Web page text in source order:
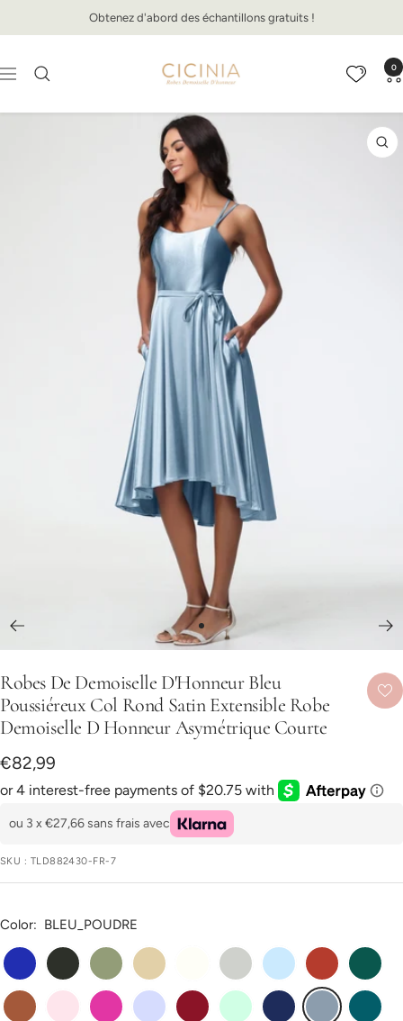
au
Obtenez d'abord des échantillons gratuits !
Navigation
Cicinia.fr 0
Aller
slide
1
Robes De Demoiselle D'Honneur Bleu
Poussiéreux Col Rond Satin Extensible Robe
Demoiselle D Honneur Asymétrique Courte
Prix
de
vente
€82,99
ou 3 x€27,66sans frais avec
SKU : TLD882430-FR-7
Color: BLEU_POUDRE
bleu_royale
noir vert_olivechampagne argent bleu_cielrouille
terre_cuiterose_palefuchsia lavandebordeauxvert_menthebleu_marinebleu_poudre
paon